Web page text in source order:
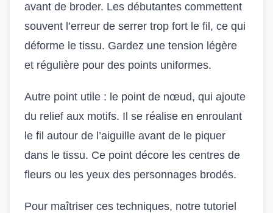
avant de broder. Les débutantes commettent
souvent l’erreur de serrer trop fort le fil, ce qui
déforme le tissu. Gardez une tension légère
et régulière pour des points uniformes.
Autre point utile : le point de nœud, qui ajoute
du relief aux motifs. Il se réalise en enroulant
le fil autour de l’aiguille avant de le piquer
dans le tissu. Ce point décore les centres de
fleurs ou les yeux des personnages brodés.
Pour maîtriser ces techniques, notre tutoriel